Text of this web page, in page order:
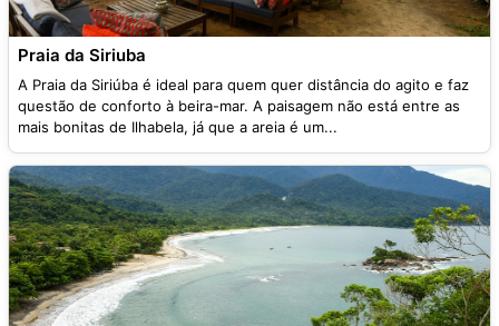
Praia da Siriuba
A Praia da Siriúba é ideal para quem quer distância do agito e faz
questão de conforto à beira-mar. A paisagem não está entre as
mais bonitas de Ilhabela, já que a areia é um...